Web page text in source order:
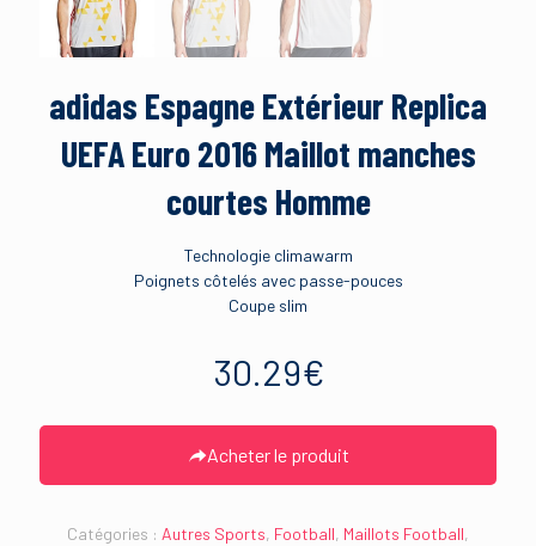
adidas Espagne Extérieur Replica
UEFA Euro 2016 Maillot manches
courtes Homme
Technologie climawarm
Poignets côtelés avec passe-pouces
Coupe slim
30.29€
Acheter le produit
Catégories : Autres Sports, Football, Maillots Football,